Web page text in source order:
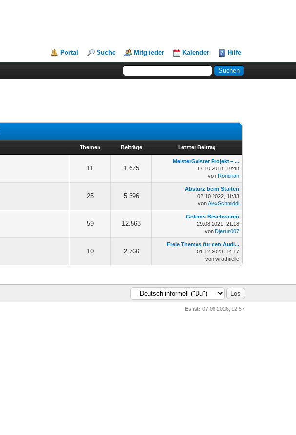
Portal Suche Mitglieder Kalender Hilfe
Themen Beiträge Letzter Beitrag
11 1.675
MeisterGeister Projekt – ...
17.10.2018, 10:48
von Rondrian
25 5.396
Absturz beim Starten
02.10.2022, 11:33
vonAlexSchmiddi
59 12.563
Golems Beschwören
29.08.2021, 21:18
von Djerun007
10 2.766
Freie Themes für den Audi...
01.12.2023, 14:17
von wrathrielle
Es ist: 07.08.2026, 12:57